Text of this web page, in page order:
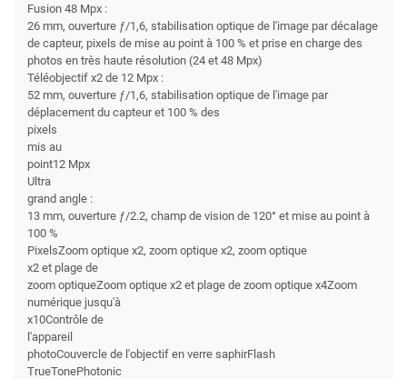
Fusion 48 Mpx :
26 mm, ouverture ƒ/1,6, stabilisation optique de l'image par décalage
de capteur, pixels de mise au point à 100 % et prise en charge des
photos en très haute résolution (24 et 48 Mpx)
Téléobjectif x2 de 12 Mpx :
52 mm, ouverture ƒ/1,6, stabilisation optique de l'image par
déplacement du capteur et 100 % des
pixels
mis au
point12 Mpx
Ultra
grand angle :
13 mm, ouverture ƒ/2.2, champ de vision de 120° et mise au point à
100 %
PixelsZoom optique x2, zoom optique x2, zoom optique
x2 et plage de
zoom optiqueZoom optique x2 et plage de zoom optique x4Zoom
numérique jusqu'à
x10Contrôle de
l'appareil
photoCouvercle de l'objectif en verre saphirFlash
TrueTonePhotonic